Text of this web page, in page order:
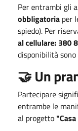
Per entrambi gli
obbligatoria per
spiedo). Per
al cellulare: 380
disponibilità
🤝 Un
Partecipare
entrambe le
al progetto